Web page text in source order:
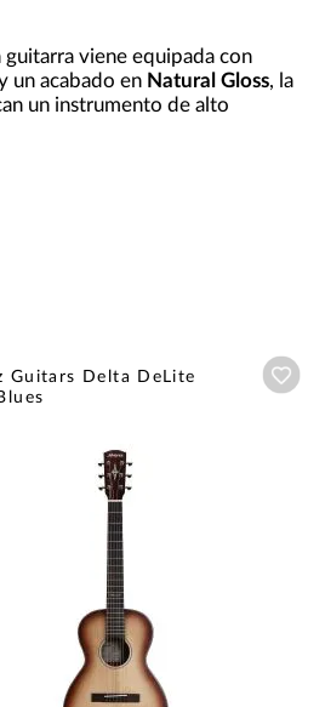
viene equipada con
un acabado en Natural Gloss, la
un instrumento de alto
Guitars Delta DeLite